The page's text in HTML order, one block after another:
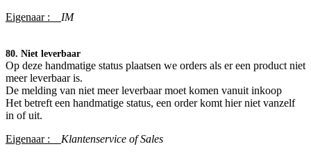
Eigenaar :
IM
80. Niet leverbaar
Op deze handmatige status plaatsen we orders als er een product niet
meer leverbaar is.
De melding van niet meer leverbaar moet komen vanuit inkoop
Het betreft een handmatige status, een order komt hier niet vanzelf
in of uit.
Eigenaar :
Klantenservice of Sales